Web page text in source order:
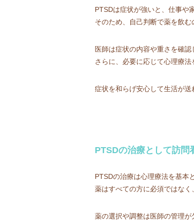
PTSDは症状が強いと、仕事や
そのため、自己判断で薬を飲
医師は症状の内容や重さを確認
さらに、必要に応じて心理療法
症状を和らげ安心して生活が送
PTSDの治療として訪問
PTSDの治療は心理療法を基本
薬はすべての方に必須ではなく
薬の選択や調整は医師の管理が